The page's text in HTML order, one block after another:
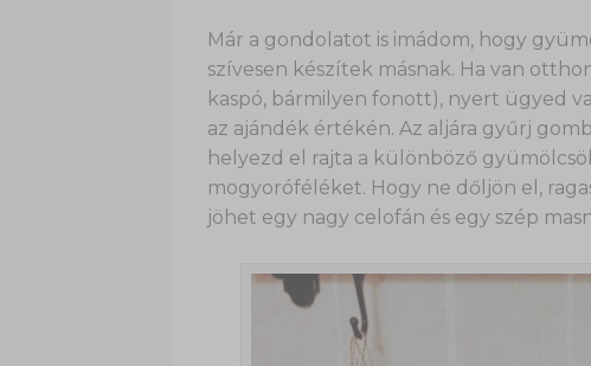
Már a gondolatot is imádom, hogy
szívesen készítek másnak. Ha van
kaspó, bármilyen fonott), nyert ügyed
az ajándék értékén. Az aljára gyűrj
helyezd el rajta a különböző
mogyoróféléket. Hogy ne dőljön el,
jöhet egy nagy celofán és egy szép